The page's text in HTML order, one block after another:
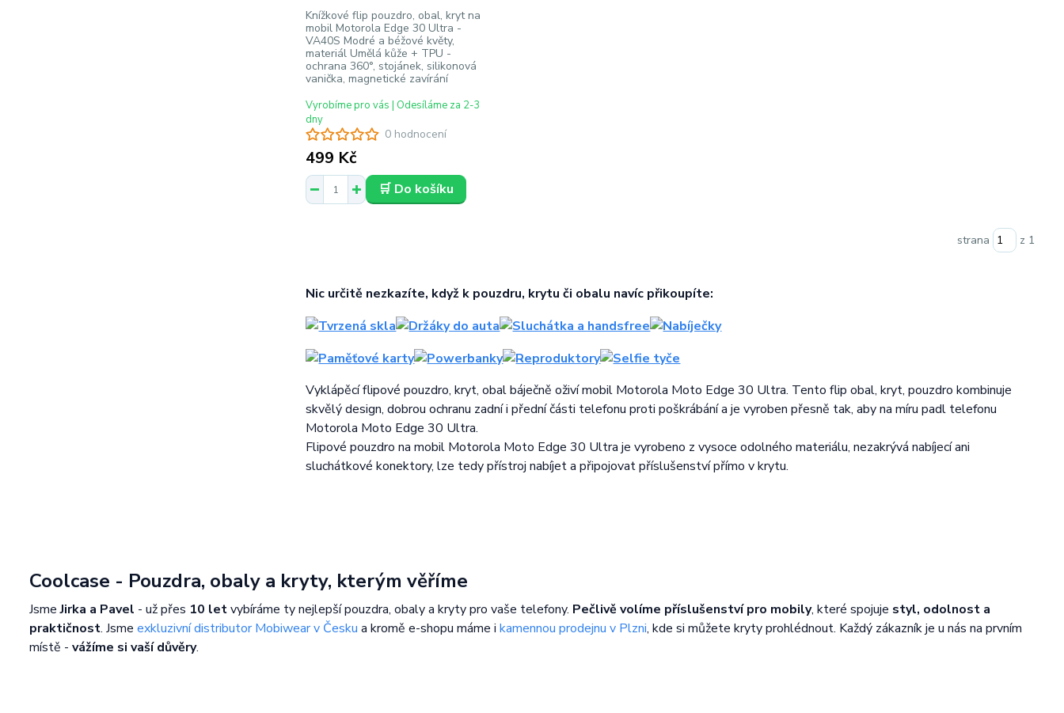
0 hodnocení
Knížkové flip pouzdro, obal, kryt na
mobil Motorola Edge 30 Ultra -
VA40S Modré a béžové květy,
materiál Umělá kůže + TPU -
ochrana 360°, stojánek, silikonová
vanička, magnetické zavírání
499 Kč
Vyrobíme pro vás | Odesíláme za 2-3
dny
🛒 Do košíku
strana z 1
Nic určitě nezkazíte, když k pouzdru, krytu či obalu navíc přikoupíte:
Vyklápěcí flipové pouzdro, kryt, obal báječně oživí mobil Motorola Moto Edge 30 Ultra. Tento flip obal, kryt, pouzdro kombinuje
skvělý design, dobrou ochranu zadní i přední části telefonu proti poškrábání a je vyroben přesně tak, aby na míru padl telefonu
Motorola Moto Edge 30 Ultra.
Flipové pouzdro na mobil Motorola Moto Edge 30 Ultra je vyrobeno z vysoce odolného materiálu, nezakrývá nabíjecí ani
sluchátkové konektory, lze tedy přístroj nabíjet a připojovat příslušenství přímo v krytu.
Coolcase - Pouzdra, obaly a kryty, kterým věříme
JsmeJirka a Pavel - už přes 10 letvybíráme ty nejlepší pouzdra, obaly a kryty pro vaše telefony. Pečlivě volíme příslušenství pro mobily, které spojuje styl, odolnost a
praktičnost. Jsme exkluzivní distributor Mobiwear v Česku a kromě e-shopu máme i kamennou prodejnu v Plzni, kde si můžete kryty prohlédnout. Každý zákazník je u nás na prvním
místě - vážíme si vaší důvěry.